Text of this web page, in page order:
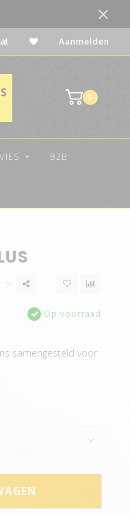
Aanmelden
0
B2B
Op voorraad
samengesteld voor